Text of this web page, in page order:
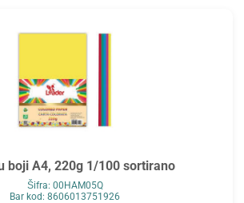
boji A4, 220g 1/100 sortirano
Šifra: 00HAM05Q
Bar kod: 8606013751926